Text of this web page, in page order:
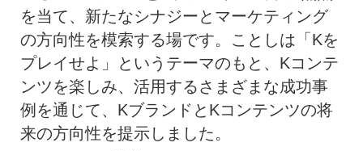
を当て、新たなシナジーとマーケティング
の方向性を模索する場です。ことしは「Kを
プレイせよ」というテーマのもと、Kコンテ
ンツを楽しみ、活用するさまざまな成功事
例を通じて、KブランドとKコンテンツの将
来の方向性を提示しました。